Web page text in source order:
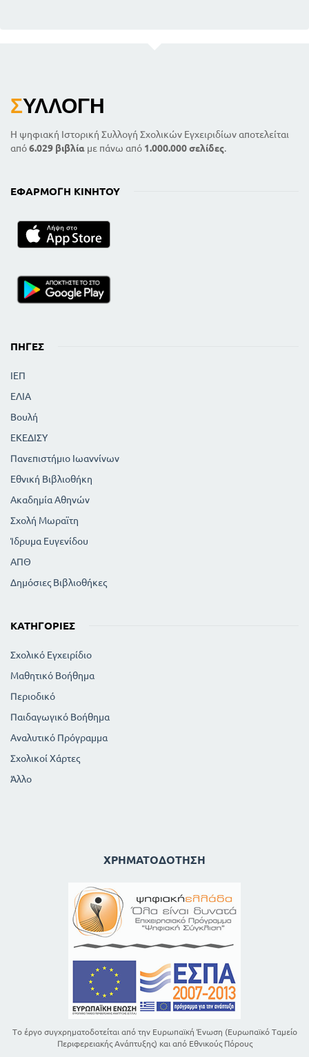
ΣΥΛΛΟΓΉ
Η ψηφιακή Ιστορική Συλλογή Σχολικών Εγχειριδίων αποτελείται
από6.029 βιβλία με πάνω από 1.000.000 σελίδες.
ΕΦΑΡΜΟΓΉ ΚΙΝΗΤΟΎ
ΠΗΓΈΣ
ΙΕΠ
ΕΛΙΑ
Βουλή
ΕΚΕΔΙΣΥ
Πανεπιστήμιο Ιωαννίνων
Εθνική Βιβλιοθήκη
Ακαδημία Αθηνών
Σχολή Μωραϊτη
Ίδρυμα Ευγενίδου
ΑΠΘ
Δημόσιες Βιβλιοθήκες
ΚΑΤΗΓΟΡΊΕΣ
Σχολικό Εγχειρίδιο
Μαθητικό Βοήθημα
Περιοδικό
Παιδαγωγικό Βοήθημα
Αναλυτικό Πρόγραμμα
Σχολικοί Χάρτες
Άλλο
ΧΡΗΜΑΤΟΔΌΤΗΣΗ
Το έργο συγχρηματοδοτείται από την Ευρωπαϊκή Ένωση (Ευρωπαϊκό Ταμείο
Περιφερειακής Ανάπτυξης) και από Εθνικούς Πόρους